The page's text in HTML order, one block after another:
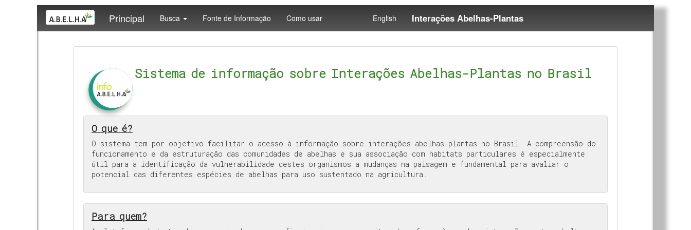
Principal Busca Fonte de Informação Como usar English Interações Abelhas-Plantas
Sistema de informação sobre Interações Abelhas-Plantas no Brasil
O que é?
O sistema tem por objetivo facilitar o acesso à informação sobre interações abelhas-plantas no Brasil. A compreensão do
funcionamento e da estruturação das comunidades de abelhas e sua associação com habitats particulares é especialmente
útil para a identificação da vulnerabilidade destes organismos a mudanças na paisagem e fundamental para avaliar o
potencial das diferentes espécies de abelhas para uso sustentado na agricultura.
Para quem?